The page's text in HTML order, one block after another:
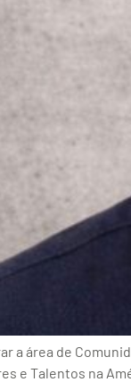
a área de
e Talentos na